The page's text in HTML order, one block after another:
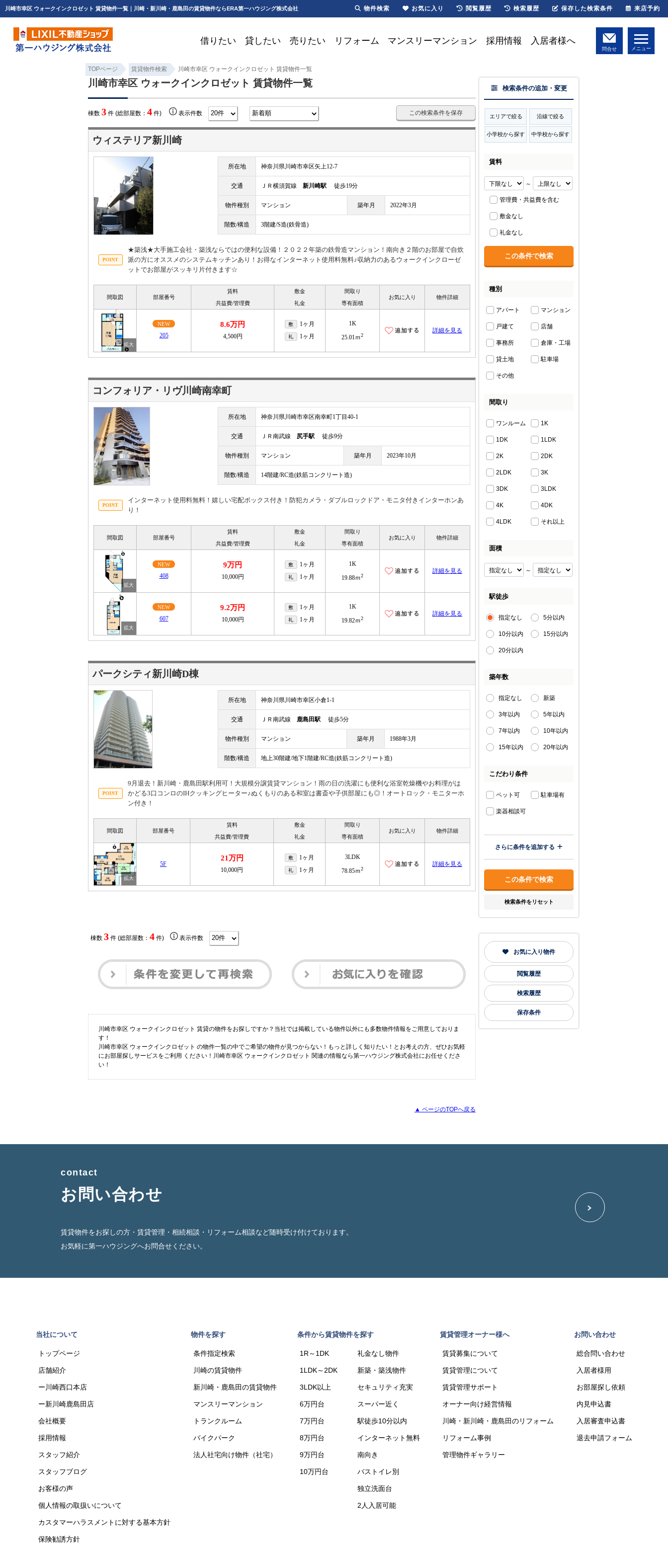
川崎市幸区 ウォークインクロゼット 賃貸物件一覧｜川崎・新川崎・鹿島田の賃貸物件ならERA第一ハウジング株式会社
借りたい 貸したい 売りたい リフォーム マンスリーマンション 採用情報 入居者様へ
問合せ メニュー
TOPページ 賃貸物件検索 川崎市幸区 ウォークインクロゼット 賃貸物件一覧
川崎市幸区 ウォークインクロゼット 賃貸物件一覧
棟数 3 件 (総部屋数： 4 件) 表示件数 この検索条件を保存
ウィステリア新川崎
所在地 神奈川県川崎市幸区矢上12-7
交通 ＪＲ横須賀線 新川崎駅 徒歩19分
物件種別 マンション 築年月 2022年3月
階数/構造 3階建/S造(鉄骨造)
★築浅★大手施工会社・築浅ならではの便利な設備！２０２２年築の鉄骨造マンション！南向き２階のお部屋で自炊
派の方にオススメのシステムキッチンあり！お得なインターネット使用料無料♪収納力のあるウォークインクローゼ
ットでお部屋がスッキリ片付きます☆
間取図 部屋番号
賃料
共益費/管理費
敷金
礼金
間取り
専有面積
お気に入り 物件詳細
NEW
205
8.6万円
4,500円
敷 1ヶ月
礼 1ヶ月
1K
25.01ｍ2
詳細を見る
コンフォリア・リヴ川崎南幸町
所在地 神奈川県川崎市幸区南幸町1丁目40-1
交通 ＪＲ南武線 尻手駅 徒歩9分
物件種別 マンション 築年月 2023年10月
階数/構造 14階建/RC造(鉄筋コンクリート造)
インターネット使用料無料！嬉しい宅配ボックス付き！防犯カメラ・ダブルロックドア・モニタ付きインターホンあ
り！
間取図 部屋番号
賃料
共益費/管理費
敷金
礼金
間取り
専有面積
お気に入り 物件詳細
NEW
408
9万円
10,000円
敷 1ヶ月
礼 1ヶ月
1K
19.88ｍ2
詳細を見る
NEW
607
9.2万円
10,000円
敷 1ヶ月
礼 1ヶ月
1K
19.82ｍ2
詳細を見る
パークシティ新川崎D棟
所在地 神奈川県川崎市幸区小倉1-1
交通 ＪＲ南武線 鹿島田駅 徒歩5分
物件種別 マンション 築年月 1988年3月
階数/構造 地上30階建/地下1階建/RC造(鉄筋コンクリート造)
9月退去！新川崎・鹿島田駅利用可！大規模分譲賃貸マンション！雨の日の洗濯にも便利な浴室乾燥機やお料理がは
かどる3口コンロのIHクッキングヒーター♪ぬくもりのある和室は書斎や子供部屋にも◎！オートロック・モニターホ
ン付き！
間取図 部屋番号
賃料
共益費/管理費
敷金
礼金
間取り
専有面積
お気に入り 物件詳細
5F
21万円
10,000円
敷 1ヶ月
礼 1ヶ月
3LDK
78.85ｍ2
詳細を見る
棟数 3 件 (総部屋数： 4 件) 表示件数
川崎市幸区 ウォークインクロゼット 賃貸の物件をお探しですか？当社では掲載している物件以外にも多数物件情報をご用意しておりま
す！
川崎市幸区 ウォークインクロゼット の物件一覧の中でご希望の物件が見つからない！もっと詳しく知りたい！とお考えの方、ぜひお気軽
にお部屋探しサービスをご利用 ください！川崎市幸区 ウォークインクロゼット 関連の情報なら第一ハウジング株式会社にお任せくださ
い！
▲ ページのTOPへ戻る
検索条件の追加・変更
エリアで絞る 沿線で絞る
小学校から探す 中学校から探す
賃料
～
管理費・共益費を含む
敷金なし
礼金なし
種別
アパート マンション
戸建て 店舗
事務所 倉庫・工場
貸土地 駐車場
その他
間取り
ワンルーム 1K
1DK 1LDK
2K 2DK
2LDK 3K
3DK 3LDK
4K 4DK
4LDK それ以上
面積
～
駅徒歩
指定なし 5分以内
10分以内 15分以内
20分以内
築年数
指定なし 新築
3年以内 5年以内
7年以内 10年以内
15年以内 20年以内
こだわり条件
ペット可 駐車場有
楽器相談可
さらに条件を追加する
検索条件をリセット
お気に入り物件
閲覧履歴
検索履歴
保存条件
contact
お問い合わせ
賃貸物件をお探しの方・賃貸管理・相続相談・リフォーム相談など随時受け付けております。
お気軽に第一ハウジングへお問合せください。
当社について
トップページ
店舗紹介
ー川崎西口本店
ー新川崎鹿島田店
会社概要
採用情報
スタッフ紹介
スタッフブログ
お客様の声
個人情報の取扱いについて
カスタマーハラスメントに対する基本方針
保険勧誘方針
物件を探す
条件指定検索
川崎の賃貸物件
新川崎・鹿島田の賃貸物件
マンスリーマンション
トランクルーム
バイクパーク
法人社宅向け物件（社宅）
条件から賃貸物件を探す
1R～1DK
1LDK～2DK
3LDK以上
6万円台
7万円台
8万円台
9万円台
10万円台
礼金なし物件
新築・築浅物件
セキュリティ充実
スーパー近く
駅徒歩10分以内
インターネット無料
南向き
バストイレ別
独立洗面台
2人入居可能
賃貸管理オーナー様へ
賃貸募集について
賃貸管理について
賃貸管理サポート
オーナー向け経営情報
川崎・新川崎・鹿島田のリフォーム
リフォーム事例
管理物件ギャラリー
お問い合わせ
総合問い合わせ
入居者様用
お部屋探し依頼
内見申込書
入居審査申込書
退去申請フォーム
物件検索 お気に入り 閲覧履歴 検索履歴 保存した検索条件 来店予約